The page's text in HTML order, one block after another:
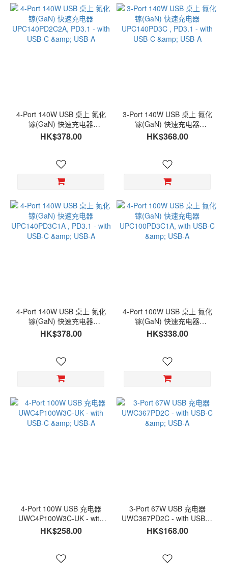
4-Port 140W USB 桌上 氮化
镓(GaN) 快速充电器
UPC140PD2C2A, PD3.1 -
with USB-C & USB-A
HK$378.00
3-Port 140W USB 桌上 氮化
镓(GaN) 快速充电器
UPC140PD3C , PD3.1 - with
USB-C & USB-A
HK$368.00
4-Port 140W USB 桌上 氮化
镓(GaN) 快速充电器
UPC140PD3C1A , PD3.1 -
with USB-C & USB-A
HK$378.00
4-Port 100W USB 桌上 氮化
镓(GaN) 快速充电器
UPC100PD3C1A, with USB-
C & USB-A
HK$338.00
4-Port 100W USB 充电器
UWC4P100W3C-UK - with
USB-C & USB-A
HK$258.00
3-Port 67W USB 充电器
UWC367PD2C - with USB-C
& USB-A
HK$168.00